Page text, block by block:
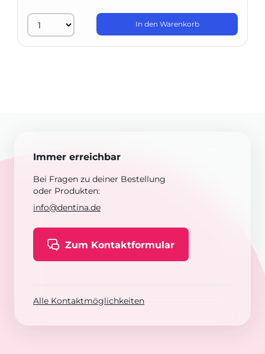
In den Warenkorb
Immer erreichbar
Bei Fragen zu deiner Bestellung
oder Produkten:
info@dentina.de
Zum Kontaktformular
Alle Kontaktmöglichkeiten